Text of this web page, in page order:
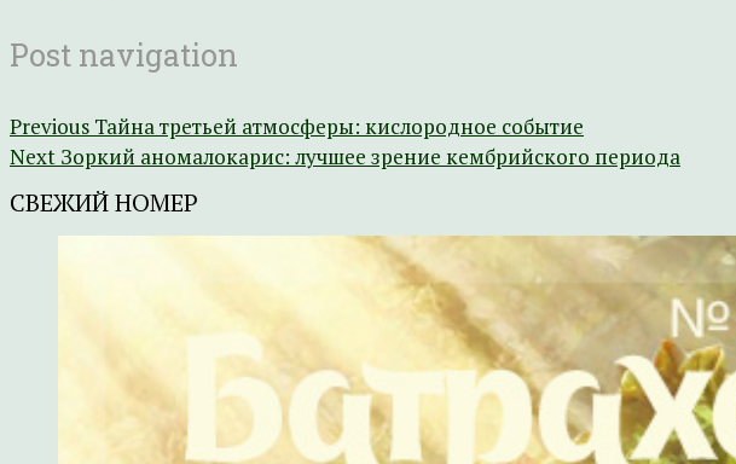
Post navigation
Previous Тайна третьей атмосферы: кислородное событие
Next Зоркий аномалокарис: лучшее зрение кембрийского периода
СВЕЖИЙ НОМЕР